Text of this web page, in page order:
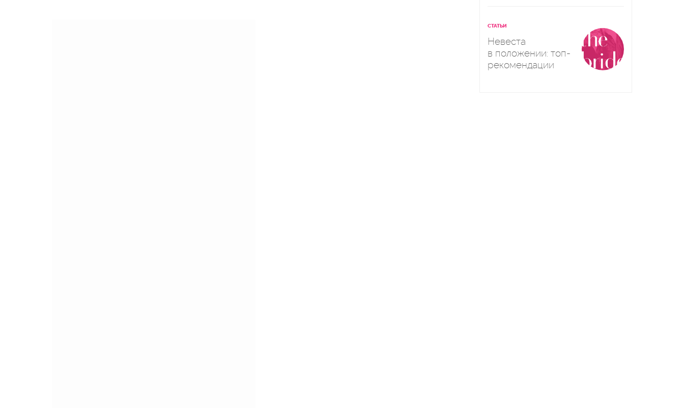
СТАТЬИ
Невеста
в положении: топ-
рекомендации